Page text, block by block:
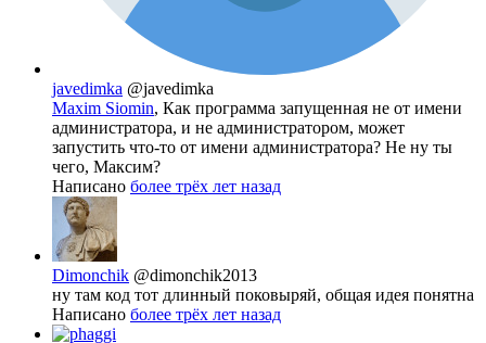
javedimka @javedimka
Maxim Siomin, Как программа запущенная не от имени
администратора, и не администратором, может
запустить что-то от имени администратора? Не ну ты
чего, Максим?
Написано более трёх лет назад
Dimonchik @dimonchik2013
ну там код тот длинный поковыряй, общая идея понятна
Написано более трёх лет назад